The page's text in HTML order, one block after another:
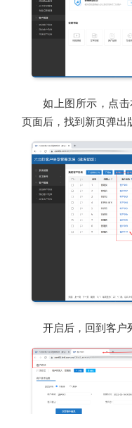
如上图所示，点
页面后，找到新页弹出
开启后，回到客户